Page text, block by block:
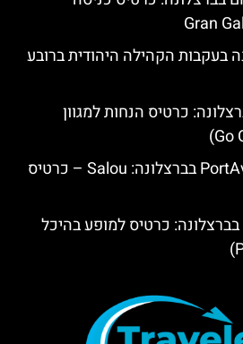
בעקבות הקהילה היהודית ברובע
כרטיס הנחות למגוון
פארק המים PortAventura בברצלונה: Salou – כרטיס
כרטיס למופע בהיכל